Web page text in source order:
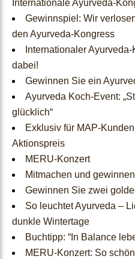
Händlerbereich
Kostenlose Ayurveda
Online-Seminare
Heilpraktiker
Anmeldung
Internationale Ayurveda-
Gewinnspiel: Wir verlosen einen Teilnehmerpass für
den Ayurveda-Kongress
dabei!
Gewinnen Sie ein
Ayurveda Koch-Event: „Stimmungsbarometer:
glücklich“
Exklusiv für MAP-Kunden: Ayurveda-Kur zum
Aktionspreis
MERU-Konzert
Mitmachen und
Gewinnen Sie zwei
So leuchtet Ayurveda – Licht und Behaglichkeit für
dunkle Wintertage
Buchtipp: “In Balance
MERU-Konzert: So